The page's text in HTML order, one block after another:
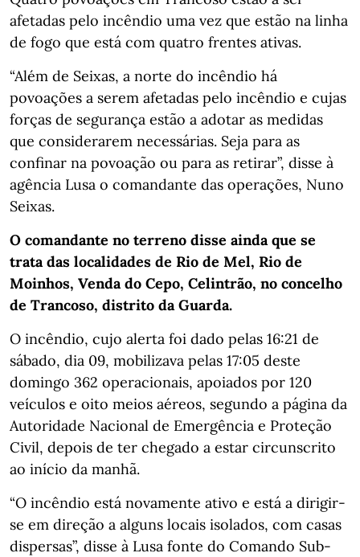
afetadas pelo incêndio uma vez que estão na linha
de fogo que está com quatro frentes ativas.
“Além de Seixas, a norte do incêndio há
povoações a serem afetadas pelo incêndio e cujas
forças de segurança estão a adotar as medidas
que considerarem necessárias. Seja para as
confinar na povoação ou para as retirar”, disse à
agência Lusa o comandante das operações, Nuno
Seixas.
O comandante no terreno disse ainda que se
trata das localidades de Rio de Mel, Rio de
Moinhos, Venda do Cepo, Celintrão, no concelho
de Trancoso, distrito da Guarda.
O incêndio, cujo alerta foi dado pelas 16:21 de
sábado, dia 09, mobilizava pelas 17:05 deste
domingo 362 operacionais, apoiados por 120
veículos e oito meios aéreos, segundo a página da
Autoridade Nacional de Emergência e Proteção
Civil, depois de ter chegado a estar circunscrito
ao início da manhã.
“O incêndio está novamente ativo e está a dirigir-
se em direção a alguns locais isolados, com casas
dispersas”, disse à Lusa fonte do Comando Sub-